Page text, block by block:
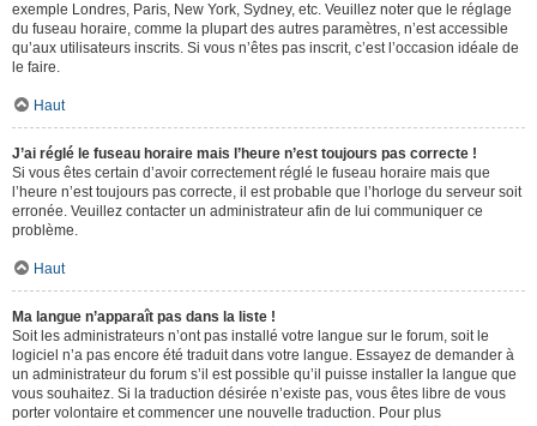
exemple Londres, Paris, New York, Sydney, etc. Veuillez noter que le réglage
du fuseau horaire, comme la plupart des autres paramètres, n’est accessible
qu’aux utilisateurs inscrits. Si vous n’êtes pas inscrit, c’est l’occasion idéale de
le faire.
Haut
J’ai réglé le fuseau horaire mais l’heure n’est toujours pas correcte !
Si vous êtes certain d’avoir correctement réglé le fuseau horaire mais que
l’heure n’est toujours pas correcte, il est probable que l’horloge du serveur soit
erronée. Veuillez contacter un administrateur afin de lui communiquer ce
problème.
Haut
Ma langue n’apparaît pas dans la liste !
Soit les administrateurs n’ont pas installé votre langue sur le forum, soit le
logiciel n’a pas encore été traduit dans votre langue. Essayez de demander à
un administrateur du forum s’il est possible qu’il puisse installer la langue que
vous souhaitez. Si la traduction désirée n’existe pas, vous êtes libre de vous
porter volontaire et commencer une nouvelle traduction. Pour plus